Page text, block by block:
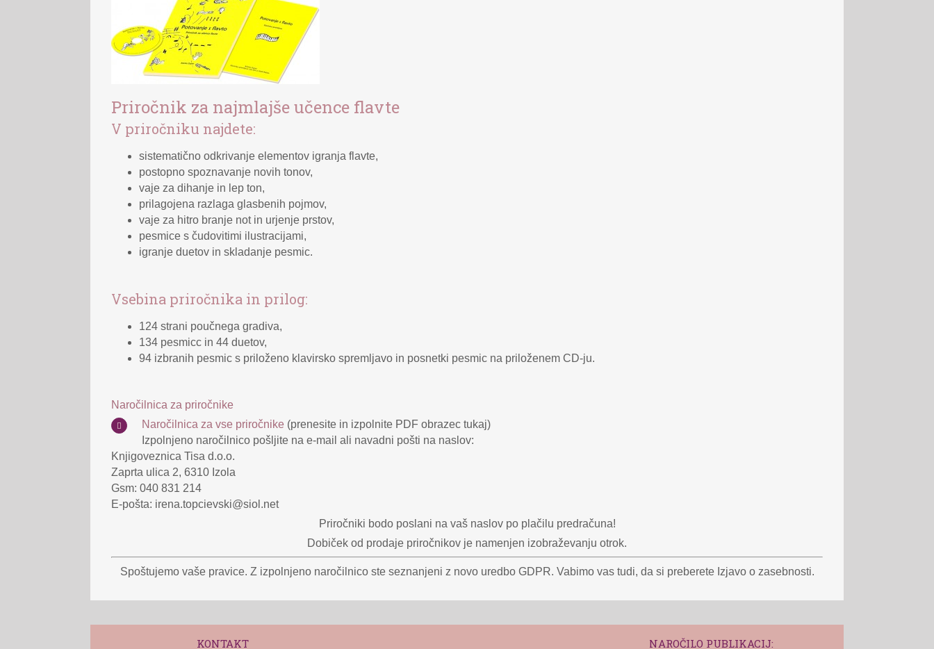
Priročnik za najmlajše učence flavte
V priročniku najdete:
sistematično odkrivanje elementov igranja flavte,
postopno spoznavanje novih tonov,
vaje za dihanje in lep ton,
prilagojena razlaga glasbenih pojmov,
vaje za hitro branje not in urjenje prstov,
pesmice s čudovitimi ilustracijami,
igranje duetov in skladanje pesmic.
Vsebina priročnika in prilog:
124 strani poučnega gradiva,
134 pesmicc in 44 duetov,
94 izbranih pesmic s priloženo klavirsko spremljavo in posnetki pesmic na priloženem CD-ju.
Naročilnica za priročnike
Naročilnica za vse priročnike (prenesite in izpolnite PDF obrazec tukaj)
Izpolnjeno naročilnico pošljite na e-mail ali navadni pošti na naslov:
Knjigoveznica Tisa d.o.o.
Zaprta ulica 2, 6310 Izola
Gsm: 040 831 214
E-pošta: irena.topcievski@siol.net
Priročniki bodo poslani na vaš naslov po plačilu predračuna!
Dobiček od prodaje priročnikov je namenjen izobraževanju otrok.
Spoštujemo vaše pravice. Z izpolnjeno naročilnico ste seznanjeni z novo uredbo GDPR. Vabimo vas tudi, da si preberete Izjavo o zasebnosti.
KONTAKT NAROČILO PUBLIKACIJ: